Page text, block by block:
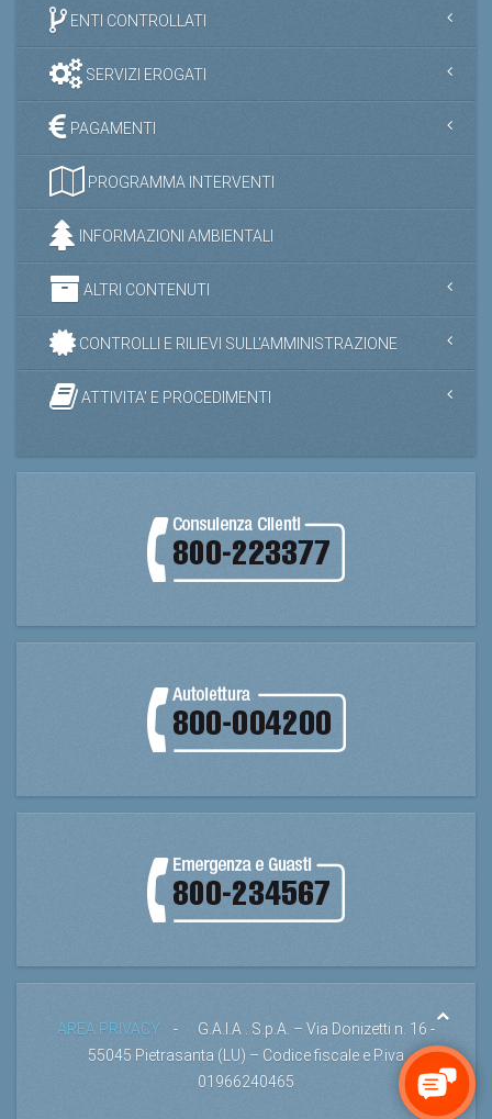
ENTI CONTROLLATI
SERVIZI EROGATI
PAGAMENTI
PROGRAMMA INTERVENTI
INFORMAZIONI AMBIENTALI
ALTRI CONTENUTI
CONTROLLI E RILIEVI SULL'AMMINISTRAZIONE
ATTIVITA' E PROCEDIMENTI
AREA PRIVACY - G.A.I.A . S.p.A. – Via Donizetti n. 16 -
55045 Pietrasanta (LU) – Codice fiscale e P.iva
01966240465